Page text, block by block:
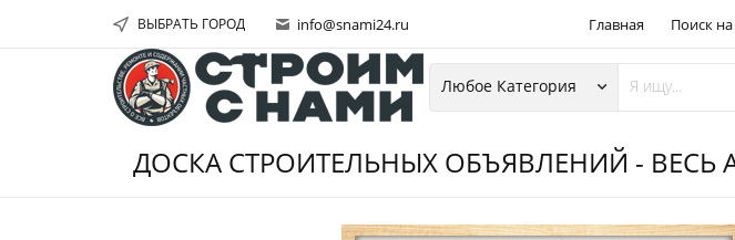
ВЫБРАТЬ ГОРОД info@snami24.ru Главная Поиск
ДОСКА СТРОИТЕЛЬНЫХ ОБЪЯВЛЕНИЙ -